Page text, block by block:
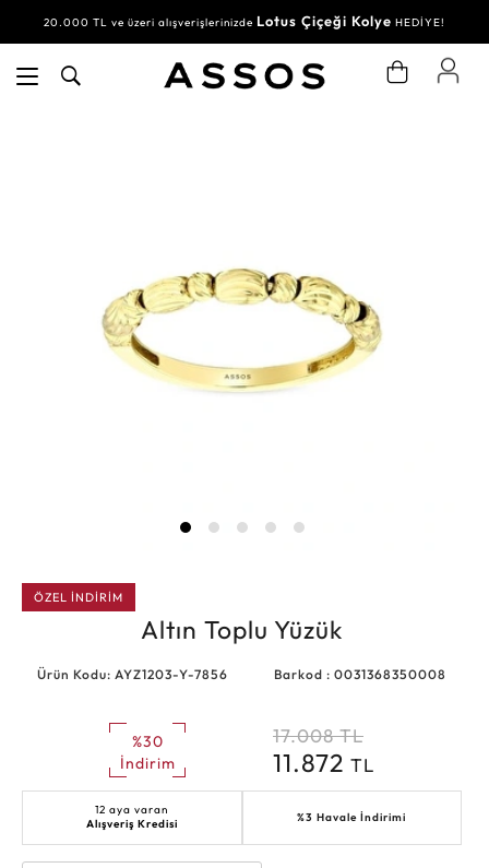
20.000 TL ve üzeri alışverişlerinizde Lotus Çiçeği Kolye HEDİYE!
ÖZEL İNDİRİM
Altın Toplu Yüzük
Ürün Kodu: AYZ1203-Y-7856 Barkod : 0031368350008
%30
İndirim
17.008 TL
11.872 TL
12 aya varan
Alışveriş Kredisi
%3 Havale İndirimi